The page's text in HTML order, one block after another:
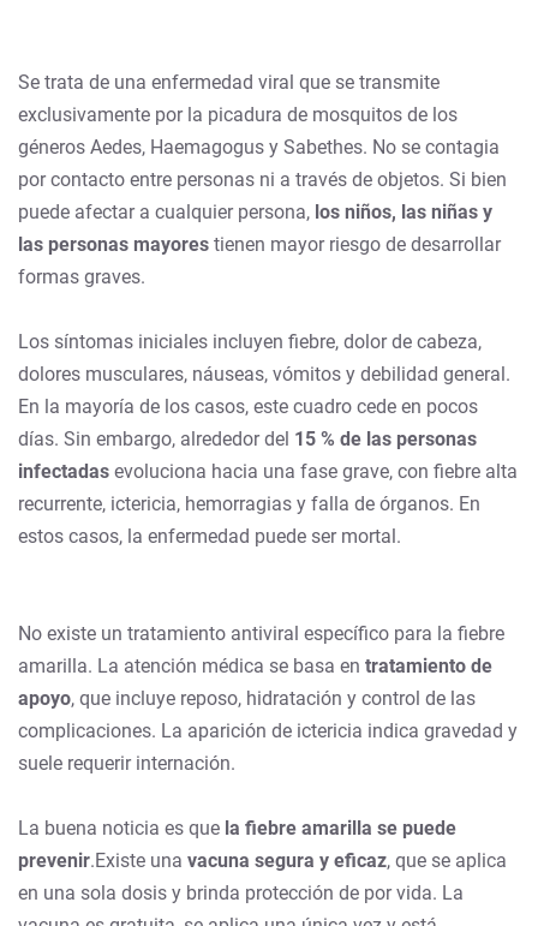
Se trata de una enfermedad viral que se transmite
exclusivamente por la picadura de mosquitos de los
géneros Aedes, Haemagogus y Sabethes. No se contagia
por contacto entre personas ni a través de objetos. Si bien
puede afectar a cualquier persona, los niños, las niñas y
las personas mayores tienen mayor riesgo de desarrollar
formas graves.
Los síntomas iniciales incluyen fiebre, dolor de cabeza,
dolores musculares, náuseas, vómitos y debilidad general.
En la mayoría de los casos, este cuadro cede en pocos
días. Sin embargo, alrededor del 15 % de las personas
infectadas evoluciona hacia una fase grave, con fiebre alta
recurrente, ictericia, hemorragias y falla de órganos. En
estos casos, la enfermedad puede ser mortal.
No existe un tratamiento antiviral específico para la fiebre
amarilla. La atención médica se basa en tratamiento de
apoyo, que incluye reposo, hidratación y control de las
complicaciones. La aparición de ictericia indica gravedad y
suele requerir internación.
La buena noticia es que la fiebre amarilla se puede
prevenir.Existe una vacuna segura y eficaz, que se aplica
en una sola dosis y brinda protección de por vida. La